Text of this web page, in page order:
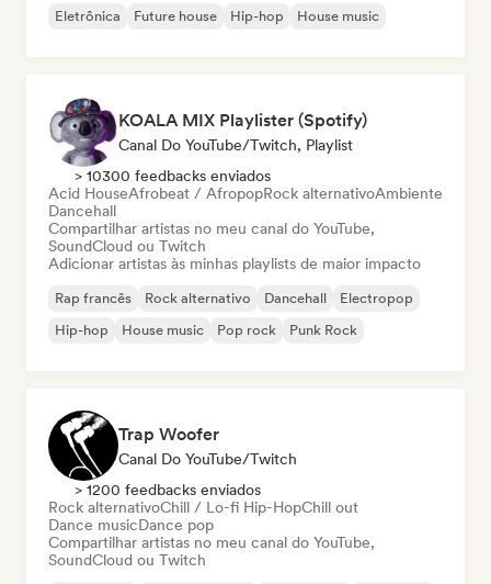
Eletrônica Future house Hip-hop House music
KOALA MIX Playlister (Spotify)
Canal Do YouTube/Twitch, Playlist
> 10300 feedbacks enviados
Acid HouseAfrobeat / AfropopRock alternativoAmbiente
Dancehall
Compartilhar artistas no meu canal do YouTube,
SoundCloud ou Twitch
Adicionar artistas às minhas playlists de maior impacto
Rap francês Rock alternativo Dancehall
Electropop
Hip-hop
House music Pop rock Punk Rock
Trap Woofer
Canal Do YouTube/Twitch
> 1200 feedbacks enviados
Rock alternativoChill / Lo-fi Hip-HopChill out
Dance musicDance pop
Compartilhar artistas no meu canal do YouTube,
SoundCloud ou Twitch